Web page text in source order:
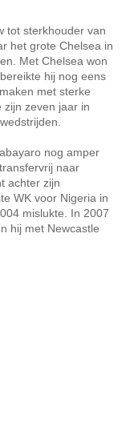
tot sterkhouder van
het grote Chelsea in
Met Chelsea won
hij nog eens
met sterke
zijn zeven jaar in
nog amper
naar
achter zijn
WK voor Nigeria in
mislukte. In 2007
hij met Newcastle